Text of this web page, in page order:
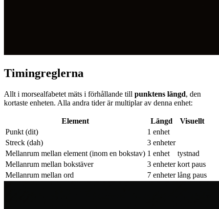
Timingreglerna
Allt i morsealfabetet mäts i förhållande till punktens längd, den
kortaste enheten. Alla andra tider är multiplar av denna enhet:
Element Längd
Visuellt
Punkt (dit)
1 enhet
Streck (dah)
3 enheter
Mellanrum mellan element (inom en bokstav) 1 enhet
tystnad
Mellanrum mellan bokstäver
3 enheter kort paus
Mellanrum mellan ord
7 enheter lång paus